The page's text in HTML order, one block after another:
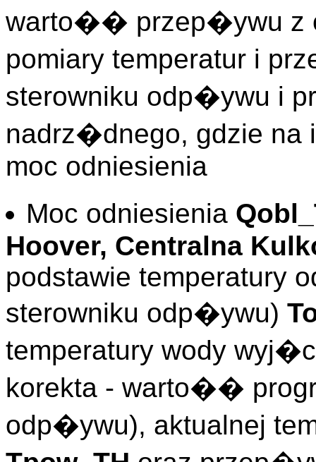
warto�� przep�ywu z
pomiary temperatur i
sterowniku odp�ywu i
nadrz�dnego, gdzie na
moc odniesienia
Moc odniesienia
Hoover, Centralna
podstawie temperatury
sterowniku odp�ywu)
temperatury wody
korekta - warto��
odp�ywu), aktualnej